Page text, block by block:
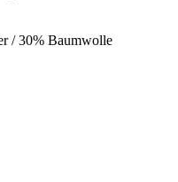
/ 30% Baumwolle